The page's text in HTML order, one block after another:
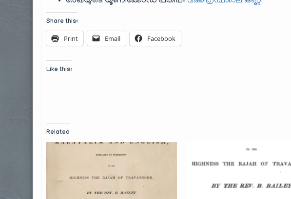
Share this:
Print Email Facebook
Like this:
Related